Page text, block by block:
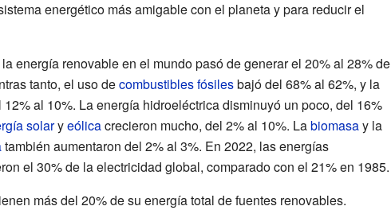
energético más amigable con el planeta y para reducir el
energía renovable en el mundo pasó de generar el 20% al 28% de
tanto, el uso decombustibles fósilesbajó del 68% al 62%, y la
al 10%. La energía hidroeléctrica disminuyó un poco, del 16%
solaryeólicacrecieron mucho, del 2% al 10%. Labiomasay la
también aumentaron del 2% al 3%. En 2022, las energías
el 30% de la electricidad global, comparado con el 21% en 1985.
más del 20% de su energía total de fuentes renovables.